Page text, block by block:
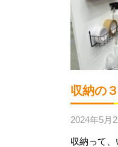
収納の
2024年5月
収納って